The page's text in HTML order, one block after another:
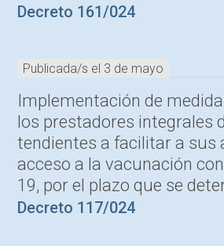
Decreto 161/024
Publicada/s el 3 de mayo
Implementación de
los prestadores integrales
tendientes a facilitar a sus
acceso a la vacunación
19, por el plazo que se
Decreto 117/024